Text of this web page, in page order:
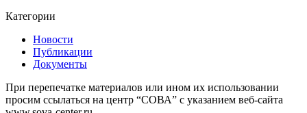
Категории
Новости
Публикации
Документы
При перепечатке материалов или ином их использовании
просим ссылаться на центр “СОВА” с указанием веб-сайта